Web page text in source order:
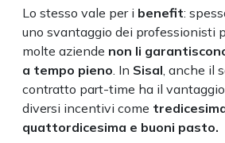
Lo stesso vale per i benefit:
uno svantaggio dei professionisti
molte aziende non li
a tempo pieno. In Sisal, anche il
contratto part-time ha il
diversi incentivi come
quattordicesima e buoni pasto.